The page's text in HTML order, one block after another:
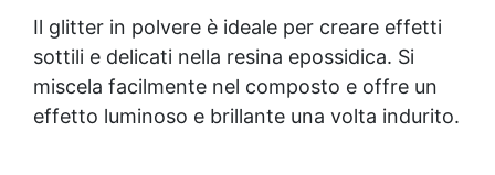
Il glitter in polvere è ideale per creare effetti
sottili e delicati nella resina epossidica. Si
miscela facilmente nel composto e offre un
effetto luminoso e brillante una volta indurito.